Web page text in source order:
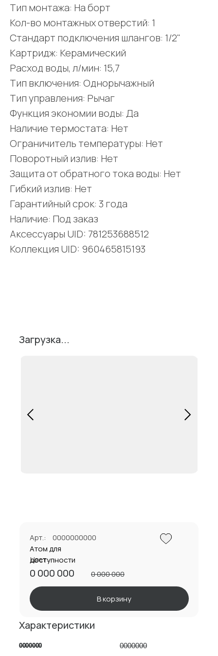
Тип монтажа: На борт
Кол-во монтажных отверстий: 1
Стандарт подключения шлангов: 1/2"
Картридж: Керамический
Расход воды, л/мин: 15,7
Тип включения: Однорычажный
Тип управления: Рычаг
Функция экономии воды: Да
Наличие термостата: Нет
Ограничитель температуры: Нет
Поворотный излив: Нет
Защита от обратного тока воды: Нет
Гибкий излив: Нет
Гарантийный срок: 3 года
Наличие: Под заказ
Аксессуары UID: 781253688512
Коллекция UID: 960465815193
0000000
0000000 0000000
0000000
Характеристики
0 000 000 0 000 000
0000000000
Арт.:
В корзину
Цвет:
Загрузка...
Атом для
доступности